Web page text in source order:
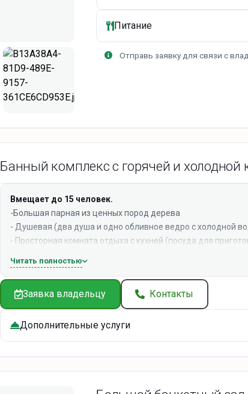
ДОПОЛНИТЕЛЬНО:
- Аренда велосипедов в летний
Питание
Отправь заявку для связи с
Банный комплекс с горячей и холодной
Вмещает до 15 человек.
-Большая парная из ценных пород дерева
- Душевая (два душа и одно обливное ведро с холодной
- Просторная комната отдыха с кухней (посуда для
- Соль, сахар, чай, кофе, подсолнечное масло, специи
- Телевизор (присутствует интернет)
- Гардеробная с зеркалом и феном
- Гель для душа и шампунь
ДОПОЛНИТЕЛЬНО
Читать полностью
Заявка владельцу Контакты
Дополнительные услуги